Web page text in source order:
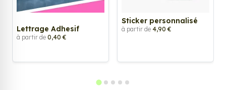
Lettrage Adhesif
à partir de 0,40 €
Sticker personnalisé
à partir de 4,90 €